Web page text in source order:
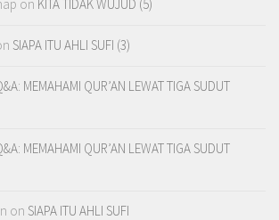
on KITA TIDAK WUJUD (5)
SIAPA ITU AHLI SUFI (3)
MEMAHAMI QUR’AN LEWAT TIGA SUDUT
MEMAHAMI QUR’AN LEWAT TIGA SUDUT
on SIAPA ITU AHLI SUFI